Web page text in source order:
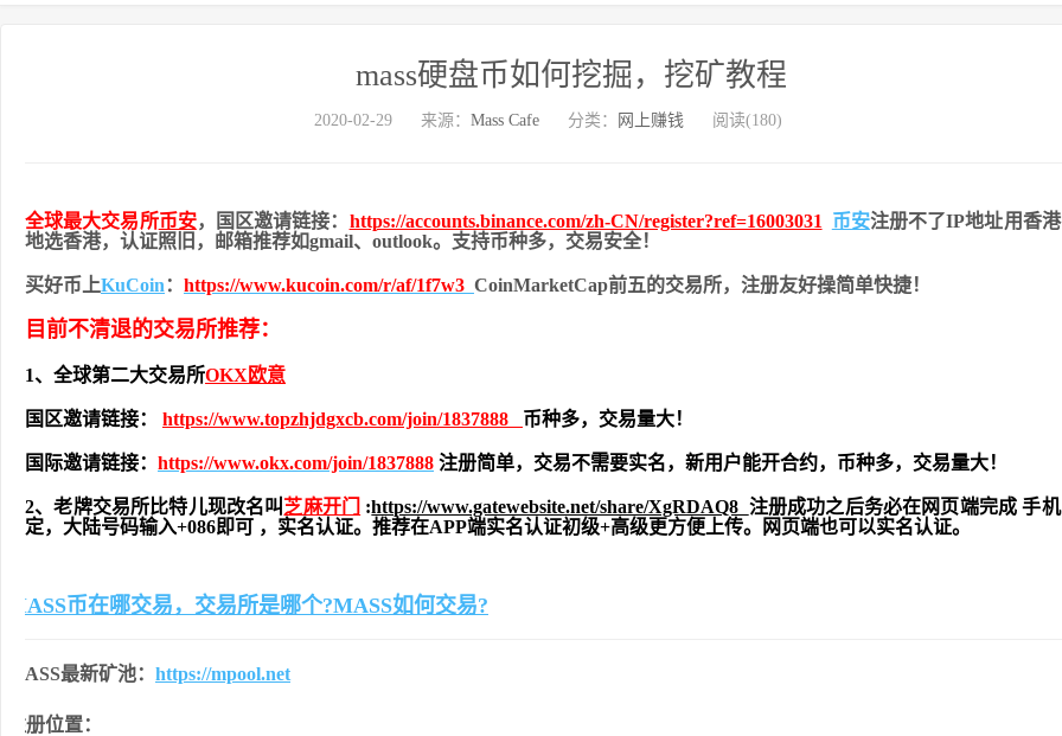
mass硬盘币如何挖掘，挖矿教程
2020-02-29 来源： Mass Cafe 分类： 网上赚钱 阅读(180)
全球最大交易所币安，国区邀请链接： https://accounts.binance.com/zh-CN/register?ref=16003031 币安注册不了IP地址用香
地选香港，认证照旧， 邮箱推荐如gmail、outlook。支持币种多，交易安全！
买好币上KuCoin ： https://www.kucoin.com/r/af/1f7w3 CoinMarketCap前五的交易所，注册友好操简单快捷！
目前不清退的交易所推荐：
1、全球第二大交易所OKX欧意
国区邀请链接： https://www.topzhjdgxcb.com/join/1837888 币种多，交易量大！
国际邀请链接： https://www.okx.com/join/1837888 注册简单，交易不需要实名，新用户能开合约， 币种多，交易量大！
2、老牌交易所比特儿现改名叫 芝麻开门 :https://www.gatewebsite.net/share/XgRDAQ8 注册成功之后务必在网页端完成 手
定，大陆号码输入+086即可 ，实名认证。推荐在APP端实名认证初级+高级更方便上传。网页端也可以实名认证。
MASS币在哪交易，交易所是哪个?MASS如何交易?
MASS最新矿池： https://mpool.net
注册位置：